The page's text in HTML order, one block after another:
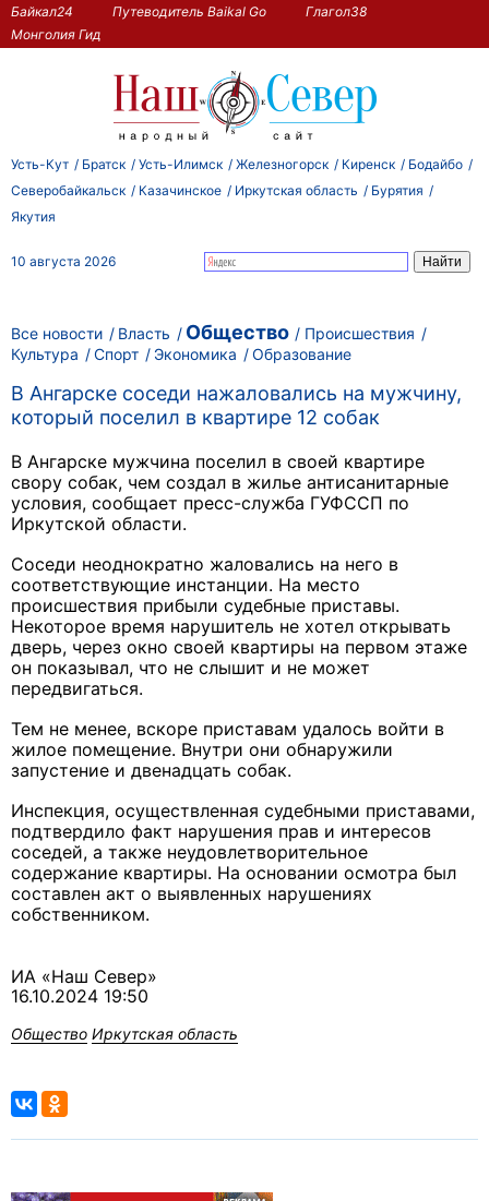
Байкал24 Путеводитель Baikal Go
Глагол38
Монголия Гид
Усть-Кут Братск Усть-Илимск Железногорск Киренск
Бодайбо
Северобайкальск
Казачинское Иркутская область
Бурятия
Якутия
10 августа 2026
Все новости Власть Общество
Происшествия
Культура
Спорт Экономика Образование
В Ангарске соседи нажаловались на мужчину,
который поселил в квартире 12 собак
В Ангарске мужчина поселил в своей квартире
свору собак, чем создал в жилье антисанитарные
условия, сообщает пресс-служба ГУФССП по
Иркутской области.
Соседи неоднократно жаловались на него в
соответствующие инстанции. На место
происшествия прибыли судебные приставы.
Некоторое время нарушитель не хотел открывать
дверь, через окно своей квартиры на первом этаже
он показывал, что не слышит и не может
передвигаться.
Тем не менее, вскоре приставам удалось войти в
жилое помещение. Внутри они обнаружили
запустение и двенадцать собак.
Инспекция, осуществленная судебными приставами,
подтвердило факт нарушения прав и интересов
соседей, а также неудовлетворительное
содержание квартиры. На основании осмотра был
составлен акт о выявленных нарушениях
собственником.
ИА «Наш Север»
16.10.2024 19:50
Общество Иркутская область